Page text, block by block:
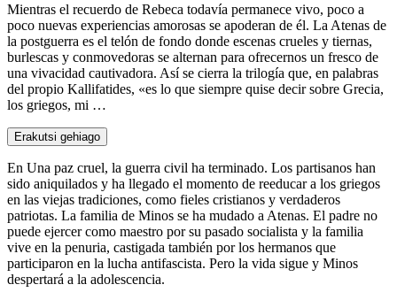
Mientras el recuerdo de Rebeca todavía permanece vivo, poco a
poco nuevas experiencias amorosas se apoderan de él. La Atenas de
la postguerra es el telón de fondo donde escenas crueles y tiernas,
burlescas y conmovedoras se alternan para ofrecernos un fresco de
una vivacidad cautivadora. Así se cierra la trilogía que, en palabras
del propio Kallifatides, «es lo que siempre quise decir sobre Grecia,
los griegos, mi …
Erakutsi gehiago
En Una paz cruel, la guerra civil ha terminado. Los partisanos han
sido aniquilados y ha llegado el momento de reeducar a los griegos
en las viejas tradiciones, como fieles cristianos y verdaderos
patriotas. La familia de Minos se ha mudado a Atenas. El padre no
puede ejercer como maestro por su pasado socialista y la familia
vive en la penuria, castigada también por los hermanos que
participaron en la lucha antifascista. Pero la vida sigue y Minos
despertará a la adolescencia.